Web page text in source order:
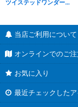
ツイステッドワンダーランド EX 運動着マスコット イグニハイド寮＆ディアソムニア寮
当店ご利用について
オンラインでのご
お気に入り
最近チェックした